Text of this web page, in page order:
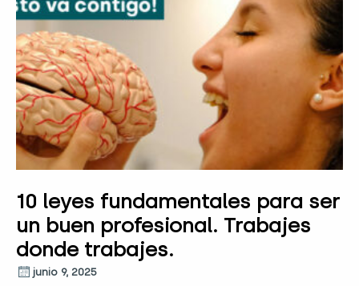
10 leyes fundamentales para ser
un buen profesional. Trabajes
donde trabajes.
junio 9, 2025